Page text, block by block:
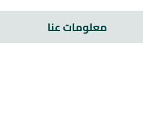
معلومات عنا